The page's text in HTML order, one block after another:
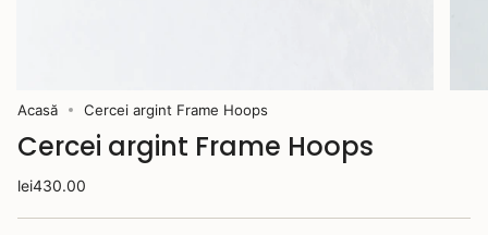
Acasă Cercei argint Frame Hoops
Cercei argint Frame Hoops
lei430.00